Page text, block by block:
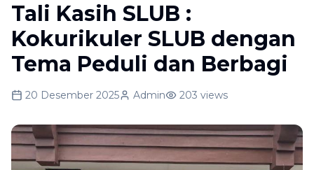
Tali Kasih SLUB :
Kokurikuler SLUB dengan
Tema Peduli dan Berbagi
20 Desember 2025 Admin 203 views